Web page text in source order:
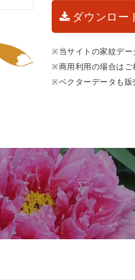
ダウンロー
※当サイトの家紋デー
※商用利用の場合はご
※ベクターデータも販